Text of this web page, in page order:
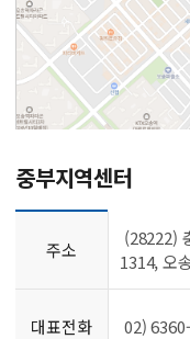
중부지역센터
주소
(28222)
1314, 오
대표전화 02)